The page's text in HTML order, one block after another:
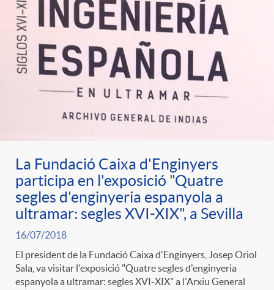
La Fundació Caixa d'Enginyers
participa en l'exposició "Quatre
segles d'enginyeria espanyola a
ultramar: segles XVI-XIX", a Sevilla
16/07/2018
El president de la Fundació Caixa d'Enginyers, Josep Oriol
Sala, va visitar l'exposició "Quatre segles d'enginyeria
espanyola a ultramar: segles XVI-XIX" a l'Arxiu General